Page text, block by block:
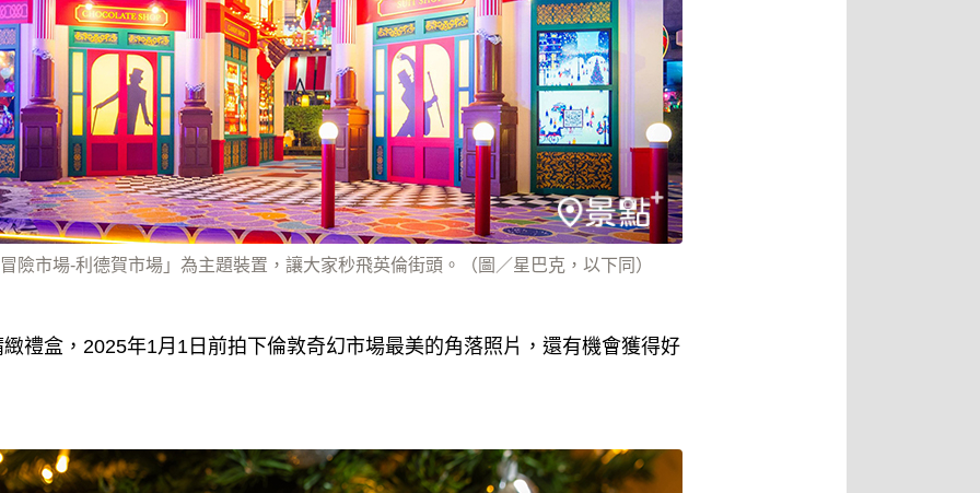
險市場-利德賀市場」為主題裝置，讓大家秒飛英倫街頭。（圖／星巴克，以下同）
禮盒，2025年1月1日前拍下倫敦奇幻市場最美的角落照片，還有機會獲得好